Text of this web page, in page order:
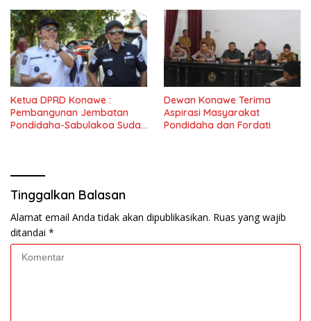
Ketua DPRD Konawe :
Pembangunan Jembatan
Pondidaha-Sabulakoa Sudah
Dewan Konawe Terima
Aspirasi Masyarakat
Pondidaha dan Fordati
Tinggalkan Balasan
Alamat email Anda tidak akan dipublikasikan. Ruas yang wajib
ditandai *